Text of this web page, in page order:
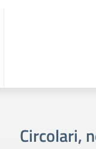
Circolari,